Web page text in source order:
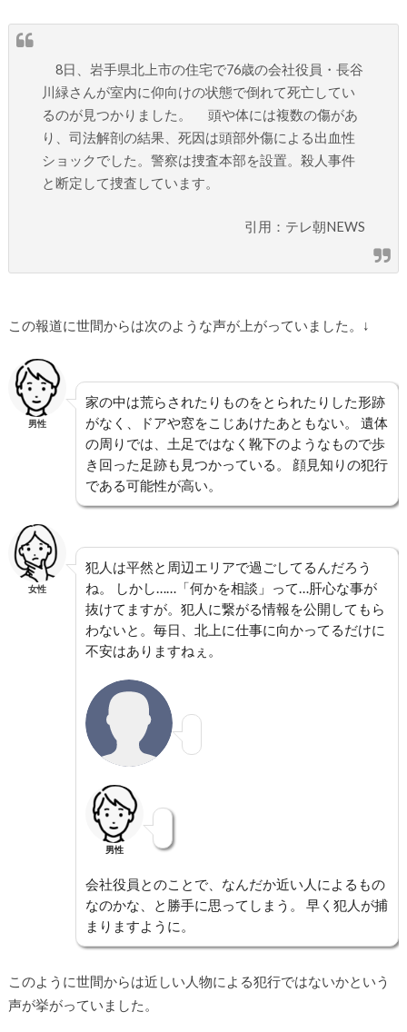
8日、岩手県北上市の住宅で76歳の会社役員・長谷
川緑さんが室内に仰向けの状態で倒れて死亡してい
るのが見つかりました。 頭や体には複数の傷があ
り、司法解剖の結果、死因は頭部外傷による出血性
ショックでした。警察は捜査本部を設置。殺人事件
と断定して捜査しています。
引用：テレ朝NEWS
この報道に世間からは次のような声が上がっていました。↓
男性
家の中は荒らされたりものをとられたりした形跡
がなく、ドアや窓をこじあけたあともない。 遺体
の周りでは、土足ではなく靴下のようなもので歩
き回った足跡も見つかっている。 顔見知りの犯行
である可能性が高い。
女性
犯人は平然と周辺エリアで過ごしてるんだろう
ね。 しかし……「何かを相談」って…肝心な事が
抜けてますが。犯人に繋がる情報を公開してもら
わないと。毎日、北上に仕事に向かってるだけに
不安はありますねぇ。
男性
会社役員とのことで、なんだか近い人によるもの
なのかな、と勝手に思ってしまう。 早く犯人が捕
まりますように。
このように世間からは近しい人物による犯行ではないかという
声が挙がっていました。